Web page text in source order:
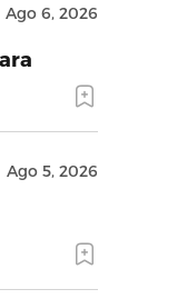
Ago 6, 2026
Ago 5, 2026